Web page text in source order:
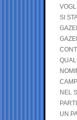
SI
NEL
UN